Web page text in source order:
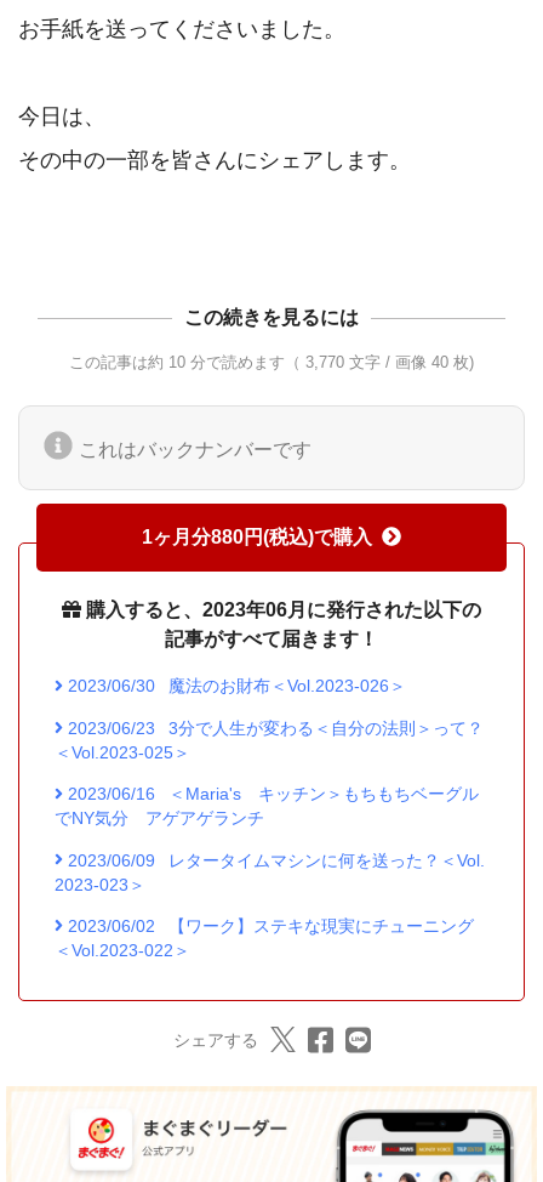
お手紙を送ってくださいました。
今日は、
その中の一部を皆さんにシェアします。
この続きを見るには
この記事は約 10 分で読めます（ 3,770 文字 / 画像 40 枚)
これはバックナンバーです
1ヶ月分880円(税込)で購入
購入すると、2023年06月に発行された以下の
記事がすべて届きます！
2023/06/30 魔法のお財布＜Vol.2023-026＞
2023/06/23
3分で人生が変わる＜自分の法則＞って？
＜Vol.2023-025＞
2023/06/16
＜Maria's キッチン＞もちもちベーグル
でNY気分 アゲアゲランチ
2023/06/09
レタータイムマシンに何を送った？＜Vol.
2023-023＞
2023/06/02
【ワーク】ステキな現実にチューニング
＜Vol.2023-022＞
シェアする